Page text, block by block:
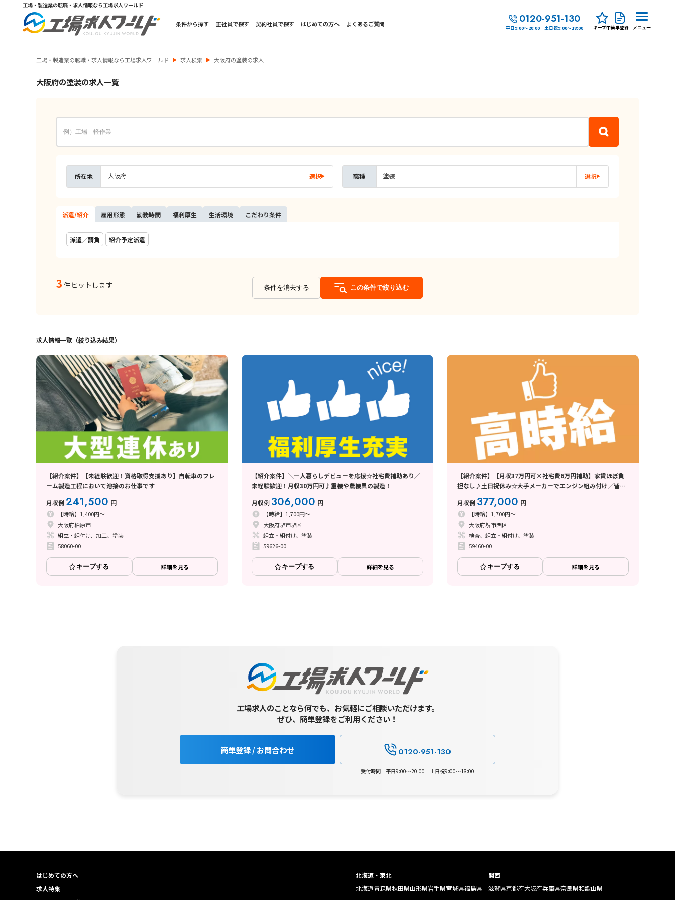
工場・製造業の転職・求人情報なら工場求人ワールド
条件から探す 正社員で探す 契約社員で探す はじめての方へ よくあるご質問 0120-951-130
平日9:00～20:00 土日祝9:00～18:00 キープ中簡単登録 メニュー
工場・製造業の転職・求人情報なら工場求人ワールド 求人検索 大阪府の塗装の求人
大阪府の塗装の求人一覧
所在地 大阪府 選択 職種 塗装 選択
派遣/紹介 雇用形態 勤務時間 福利厚生 生活環境 こだわり条件
派遣／請負 紹介予定派遣
3 件ヒットします 条件を消去する この条件で絞り込む
求人情報一覧（絞り込み結果）
【紹介案件】【未経験歓迎！資格取得支援あり】自転車のフレ
ーム製造工程において溶接のお仕事です
月収例241,500 円
【時給】1,400円～
大阪府柏原市
組立・組付け、加工、塗装
58060-00
キープする 詳細を見る
【紹介案件】＼一人暮らしデビューを応援☆社宅費補助あり／
未経験歓迎！月収30万円可♪重機や農機具の製造！
月収例 306,000 円
【時給】1,700円～
大阪府堺市堺区
組立・組付け、塗装
59626-00
キープする 詳細を見る
【紹介案件】【月収37万円可×社宅費6万円補助】家賃ほぼ負
担なし♪土日祝休み☆大手メーカーでエンジン組み付け／皆勤
月収例 377,000 円
【時給】1,700円～
大阪府堺市西区
検査、組立・組付け、塗装
59460-00
キープする 詳細を見る
工場求人のことなら何でも、お気軽にご相談いただけます。
ぜひ、簡単登録をご利用ください！
簡単登録 / お問合わせ 0120-951-130
受付時間 平日9:00～20:00 土日祝9:00～18:00
はじめての方へ
求人特集
北海道・東北
北海道青森県秋田県山形県岩手県宮城県福島県
関西
滋賀県京都府大阪府兵庫県奈良県和歌山県